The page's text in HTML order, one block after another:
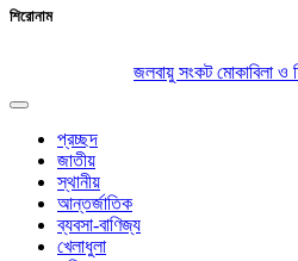
দেশের খবর
যুক্ত থাকুন দেশের সঙ্গে
শিরোনাম
জলবায়ু সংকট মোকাবিলা ও
Toggle
navigation
প্রচ্ছদ
জাতীয়
স্থানীয়
আন্তর্জাতিক
ব্যবসা-বাণিজ্য
খেলাধুলা